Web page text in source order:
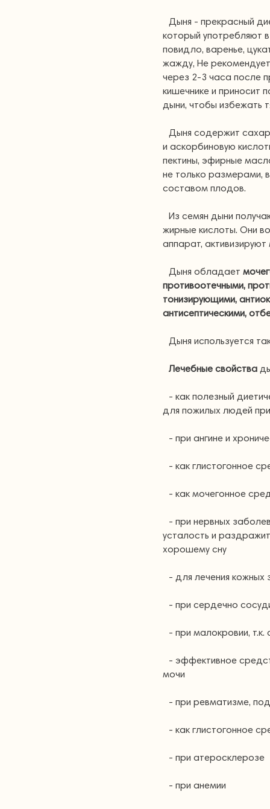
Дыня - прекрасный
который употребляют
повидло, варенье,
жажду, Не
через 2-3 часа после
кишечнике и приносит
дыни, чтобы избежать
Дыня содержит сахар
и аскорбиновую
пектины, эфирные
не только размерами,
составом плодов.
Из семян дыни
жирные кислоты. Они
аппарат,
Дыня обладает
противоотечными,
тонизирующими,
антисептическими,
Дыня используется
Лечебные свойства
- как полезный
для пожилых людей
- при ангине и
- как глистогонное
- как мочегонное
- при нервных
усталость и
хорошему сну
- для лечения кожных
- при сердечно
- при малокровии,
- эффективное
мочи
- при ревматизме,
- как глистогонное
- при атеросклерозе
- при анемии